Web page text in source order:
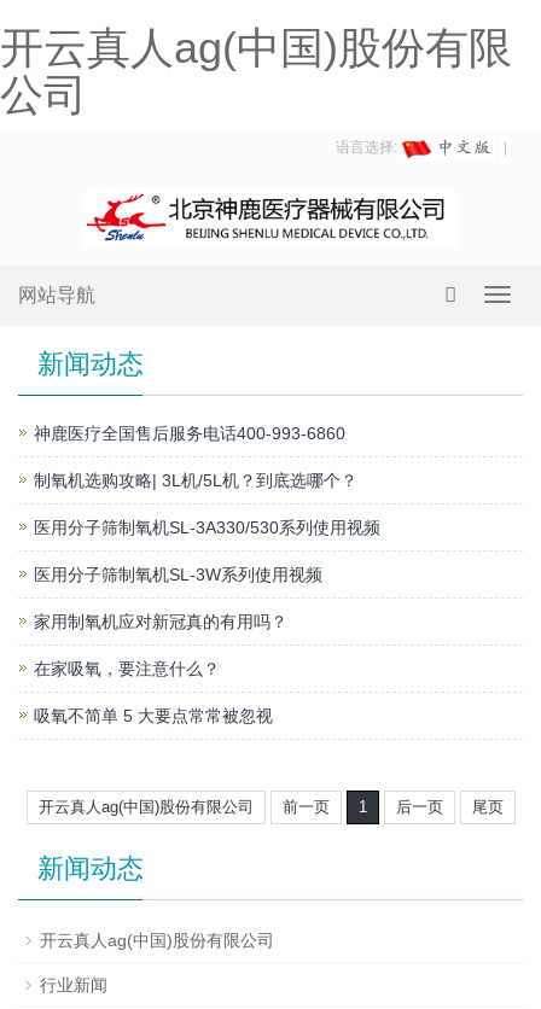
开云真人ag(中国)股份有限
公司
语言选择:
网站导航
新闻动态
神鹿医疗全国售后服务电话400-993-6860
制氧机选购攻略| 3L机/5L机？到底选哪个？
医用分子筛制氧机SL-3A330/530系列使用视频
医用分子筛制氧机SL-3W系列使用视频
家用制氧机应对新冠真的有用吗？
在家吸氧，要注意什么？
吸氧不简单 5 大要点常常被忽视
开云真人ag(中国)股份有限公司 前一页 1 后一页 尾页
新闻动态
开云真人ag(中国)股份有限公司
行业新闻